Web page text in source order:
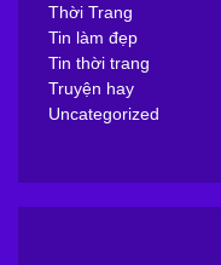
Thời Trang
Tin làm đẹp
Tin thời trang
Truyện hay
Uncategorized